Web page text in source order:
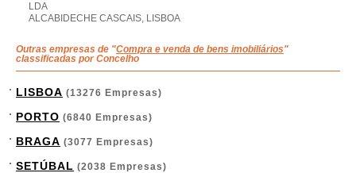
LDA
ALCABIDECHE CASCAIS, LISBOA
Outras empresas de "Compra e venda de bens imobiliários"
classificadas por Concelho
LISBOA (13276 Empresas)
PORTO (6840 Empresas)
BRAGA (3077 Empresas)
SETÚBAL (2038 Empresas)